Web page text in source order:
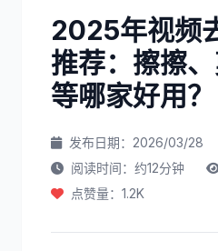
2025年视频
推荐：擦擦
等哪家好用？
发布日期：2026/03/28
阅读时间：约12分钟
点赞量：1.2K